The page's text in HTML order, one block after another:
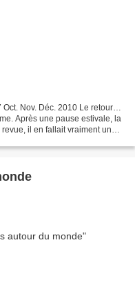
Oct. Nov. Déc. 2010 Le retour…
Après une pause estivale, la
il en fallait vraiment une,